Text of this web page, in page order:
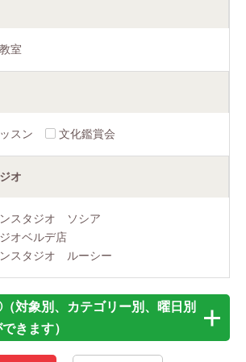
室
スン 文化鑑賞会
オ
スタジオ ソシア
オベルデ店
スタジオ ルーシー
対象別、カテゴリー別、曜日別
きます）